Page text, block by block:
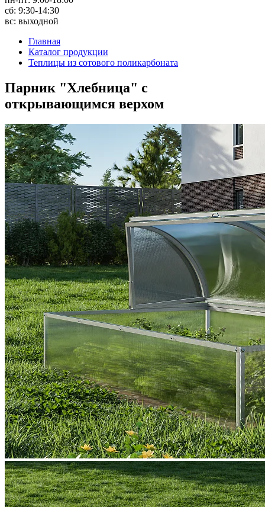
сб: 9:30-14:30
вс: выходной
Главная
Каталог продукции
Теплицы из сотового поликарбоната
Парник "Хлебница" с
открывающимся верхом